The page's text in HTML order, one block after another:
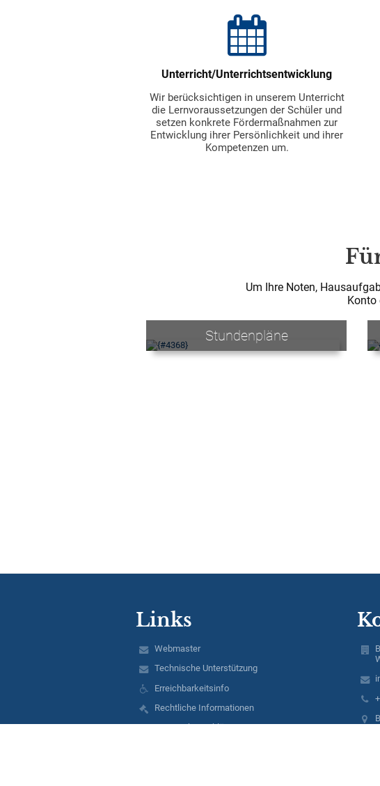
Unterricht/Unterrichtsentwicklung
Wir berücksichtigen in unserem Unterricht
die Lernvoraussetzungen der Schüler und
setzen konkrete Fördermaßnahmen zur
Entwicklung ihrer Persönlichkeit und ihrer
Kompetenzen um.
Um Ihre Noten,
Konto
Stundenpläne
Links
Webmaster
Technische Unterstützung
Erreichbarkeitsinfo
Rechtliche Informationen
Datenschutzerklärung